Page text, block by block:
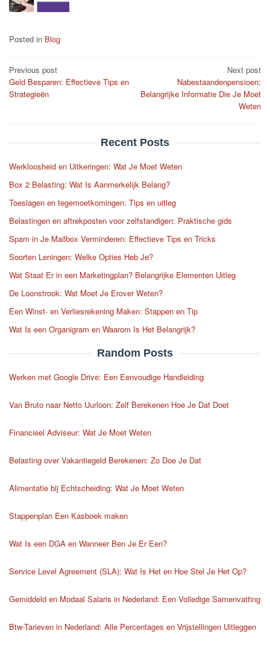
Posted in Blog
Post
navigation
Previous post
Geld Besparen: Effectieve Tips en
Strategieën
Next post
Nabestaandenpensioen:
Belangrijke Informatie Die Je Moet
Weten
Recent Posts
Werkloosheid en Uitkeringen: Wat Je Moet Weten
Box 2 Belasting: Wat Is Aanmerkelijk Belang?
Toeslagen en tegemoetkomingen: Tips en uitleg
Belastingen en aftrekposten voor zelfstandigen: Praktische gids
Spam in Je Mailbox Verminderen: Effectieve Tips en Tricks
Soorten Leningen: Welke Opties Heb Je?
Wat Staat Er in een Marketingplan? Belangrijke Elementen Uitleg
De Loonstrook: Wat Moet Je Erover Weten?
Een Winst- en Verliesrekening Maken: Stappen en Tip
Wat Is een Organigram en Waarom Is Het Belangrijk?
Random Posts
Werken met Google Drive: Een Eenvoudige Handleiding
Van Bruto naar Netto Uurloon: Zelf Berekenen Hoe Je Dat Doet
Financieel Adviseur: Wat Je Moet Weten
Belasting over Vakantiegeld Berekenen: Zo Doe Je Dat
Alimentatie bij Echtscheiding: Wat Je Moet Weten
Stappenplan Een Kasboek maken
Wat Is een DGA en Wanneer Ben Je Er Een?
Service Level Agreement (SLA): Wat Is Het en Hoe Stel Je Het Op?
Gemiddeld en Modaal Salaris in Nederland: Een Volledige Samenvatting
Btw-Tarieven in Nederland: Alle Percentages en Vrijstellingen Uitleggen